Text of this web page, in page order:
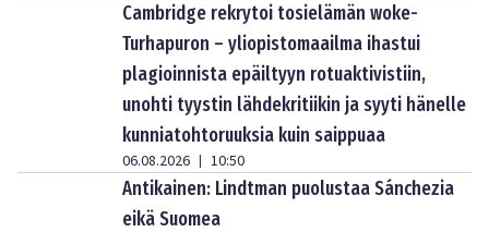
Cambridge rekrytoi tosielämän woke-
Turhapuron – yliopistomaailma ihastui
plagioinnista epäiltyyn rotuaktivistiin,
unohti tyystin lähdekritiikin ja syyti hänelle
kunniatohtoruuksia kuin saippuaa
06.08.2026 | 10:50
Antikainen: Lindtman puolustaa Sánchezia
eikä Suomea